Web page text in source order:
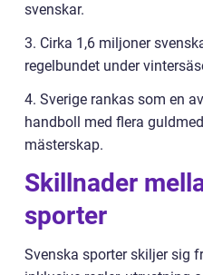
svenskar.
3. Cirka 1,6 miljoner
regelbundet under
4. Sverige rankas som en
handboll med flera
mästerskap.
Skillnader
sporter
Svenska sporter skiljer sig